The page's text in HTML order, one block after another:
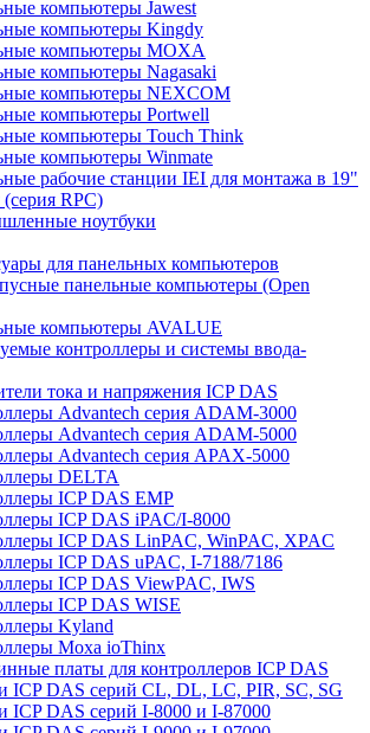
компьютеры Jawest
компьютеры Kingdy
компьютеры MOXA
компьютеры Nagasaki
компьютеры NEXCOM
компьютеры Portwell
компьютеры Touch Think
компьютеры Winmate
рабочие станции IEI для монтажа в 19"
(серия RPC)
ноутбуки
для панельных компьютеров
панельные компьютеры (Open
компьютеры AVALUE
контроллеры и системы ввода-
тока и напряжения ICP DAS
Advantech серия ADAM-3000
Advantech серия ADAM-5000
Advantech серия APAX-5000
DELTA
ICP DAS EMP
ICP DAS iPAC/I-8000
ICP DAS LinPAC, WinPAC, XPAC
ICP DAS uPAC, I-7188/7186
ICP DAS ViewPAC, IWS
ICP DAS WISE
Kyland
Moxa ioThinx
платы для контроллеров ICP DAS
ICP DAS серий CL, DL, LC, PIR, SC, SG
ICP DAS серий I-8000 и I-87000